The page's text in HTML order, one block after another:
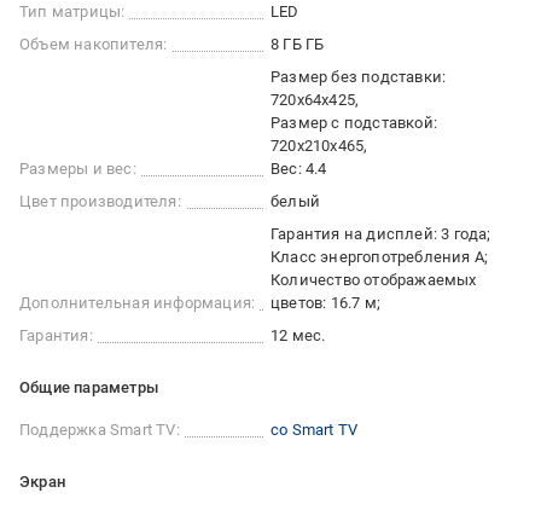
Тип матрицы:
LED
Объем накопителя:
8 ГБ ГБ
Размеры и вес:
Размер без подставки:
720х64х425
Размер с подставкой:
720х210х465
Вес: 4.4
Цвет производителя:
белый
Дополнительная информация:
Гарантия на дисплей: 3 года;
Класс энергопотребления А;
Количество отображаемых
цветов: 16.7 м;
Гарантия:
12 мес.
Общие параметры
Поддержка Smart TV: со Smart TV
Экран